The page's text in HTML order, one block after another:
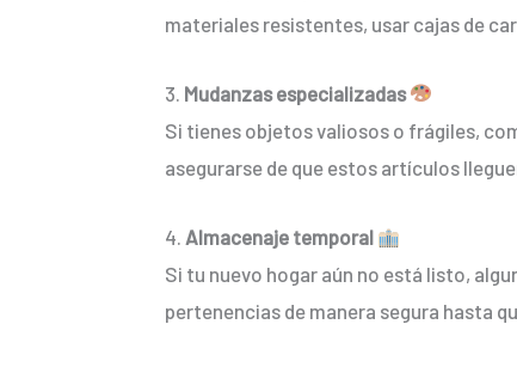
materiales resistentes, usar cajas de
3. Mudanzas especializadas
Si tienes objetos valiosos o frágiles,
asegurarse de que estos artículos
4. Almacenaje temporal
Si tu nuevo hogar aún no está listo,
pertenencias de manera segura hasta